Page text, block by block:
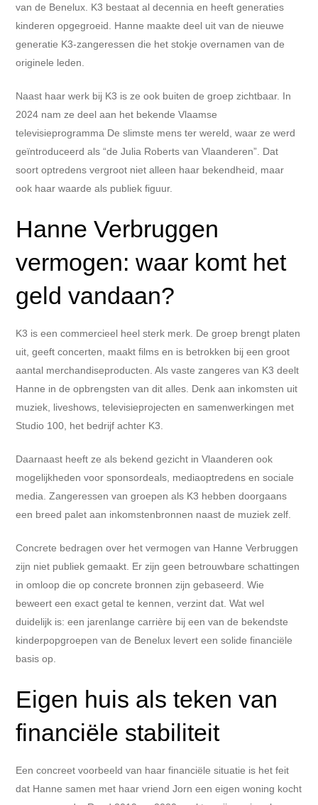
van de Benelux. K3 bestaat al decennia en heeft generaties
kinderen opgegroeid. Hanne maakte deel uit van de nieuwe
generatie K3-zangeressen die het stokje overnamen van de
originele leden.
Naast haar werk bij K3 is ze ook buiten de groep zichtbaar. In
2024 nam ze deel aan het bekende Vlaamse
televisieprogramma De slimste mens ter wereld, waar ze werd
geïntroduceerd als “de Julia Roberts van Vlaanderen”. Dat
soort optredens vergroot niet alleen haar bekendheid, maar
ook haar waarde als publiek figuur.
Hanne Verbruggen
vermogen: waar komt het
geld vandaan?
K3 is een commercieel heel sterk merk. De groep brengt platen
uit, geeft concerten, maakt films en is betrokken bij een groot
aantal merchandiseproducten. Als vaste zangeres van K3 deelt
Hanne in de opbrengsten van dit alles. Denk aan inkomsten uit
muziek, liveshows, televisieprojecten en samenwerkingen met
Studio 100, het bedrijf achter K3.
Daarnaast heeft ze als bekend gezicht in Vlaanderen ook
mogelijkheden voor sponsordeals, mediaoptredens en sociale
media. Zangeressen van groepen als K3 hebben doorgaans
een breed palet aan inkomstenbronnen naast de muziek zelf.
Concrete bedragen over het vermogen van Hanne Verbruggen
zijn niet publiek gemaakt. Er zijn geen betrouwbare schattingen
in omloop die op concrete bronnen zijn gebaseerd. Wie
beweert een exact getal te kennen, verzint dat. Wat wel
duidelijk is: een jarenlange carrière bij een van de bekendste
kinderpopgroepen van de Benelux levert een solide financiële
basis op.
Eigen huis als teken van
financiële stabiliteit
Een concreet voorbeeld van haar financiële situatie is het feit
dat Hanne samen met haar vriend Jorn een eigen woning kocht